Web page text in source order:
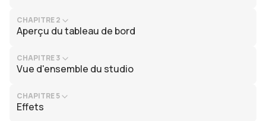
CHAPITRE 2
Aperçu du tableau de bord
CHAPITRE 3
Vue d'ensemble du studio
CHAPITRE 5
Effets